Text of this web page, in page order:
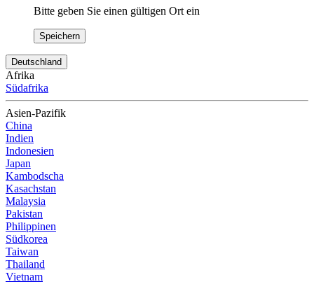
Bitte geben Sie einen gültigen Ort ein
Speichern
Deutschland
Afrika
Südafrika
Asien-Pazifik
China
Indien
Indonesien
Japan
Kambodscha
Kasachstan
Malaysia
Pakistan
Philippinen
Südkorea
Taiwan
Thailand
Vietnam